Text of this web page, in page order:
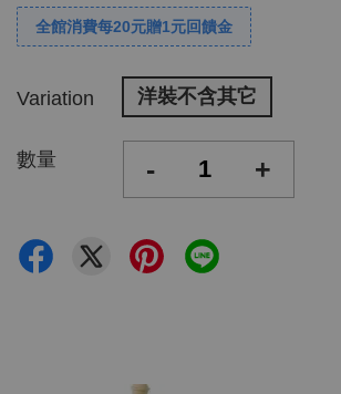
全館消費每20元贈1元回饋金
Variation 洋裝不含其它
數量 - +